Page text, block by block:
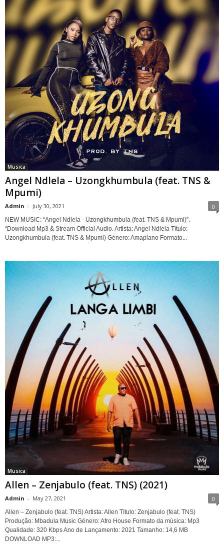
Musica
Angel Ndlela – Uzongkhumbula (feat. TNS &
Mpumi)
Admin - July 30, 2021 0
NEW MUSIC: “Angel Ndlela - Uzongkhumbula (feat. TNS & Mpumi)”.
“Download Mp3 & Stream Official Audio. Artista: Angel Ndlela Título:
Uzongkhumbula (feat. TNS & Mpumi) Género: Amapiano Formato...
Musica
Allen – Zenjabulo (feat. TNS) (2021)
Admin - May 27, 2021 0
Allen – Zenjabulo (feat. TNS) Artista: Allen Título: Zenjabulo (feat. TNS)
Produção: Mbadula Music Género: Afro House Formato da música: Mp3
Qualidade: 320 Kbps Ano de Lançamento: 2021 Tamanho: 14,6 MB
DOWNLOAD MP3:...